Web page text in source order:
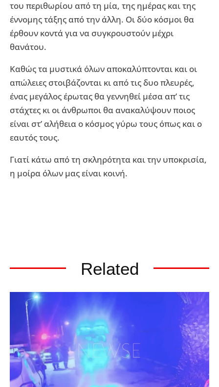
του περιθωρίου από τη μία, της ημέρας και της
έννομης τάξης από την άλλη. Οι δύο κόσμοι θα
έρθουν κοντά για να συγκρουστούν μέχρι
θανάτου.
Καθώς τα μυστικά όλων αποκαλύπτονται και οι
απώλειες στοιβάζονται κι από τις δυο πλευρές,
ένας μεγάλος έρωτας θα γεννηθεί μέσα απ’ τις
στάχτες κι οι άνθρωποι θα ανακαλύψουν ποιος
είναι στ’ αλήθεια ο κόσμος γύρω τους όπως και ο
εαυτός τους.
Γιατί κάτω από τη σκληρότητα και την υποκρισία,
η μοίρα όλων μας είναι κοινή.
Related